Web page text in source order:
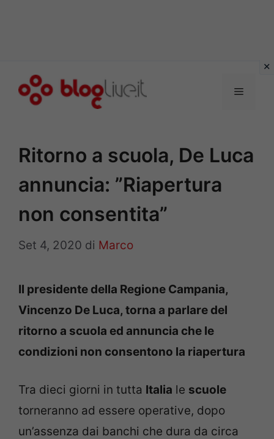
Menu
Ritorno a scuola, De Luca
annuncia: ”Riapertura
non consentita”
Set 4, 2020 di Marco
Il presidente della Regione Campania,
Vincenzo De Luca, torna a parlare del
ritorno a scuola ed annuncia che le
condizioni non consentono la riapertura
Tra dieci giorni in tutta Italia le scuole
torneranno ad essere operative, dopo
un’assenza dai banchi che dura da circa